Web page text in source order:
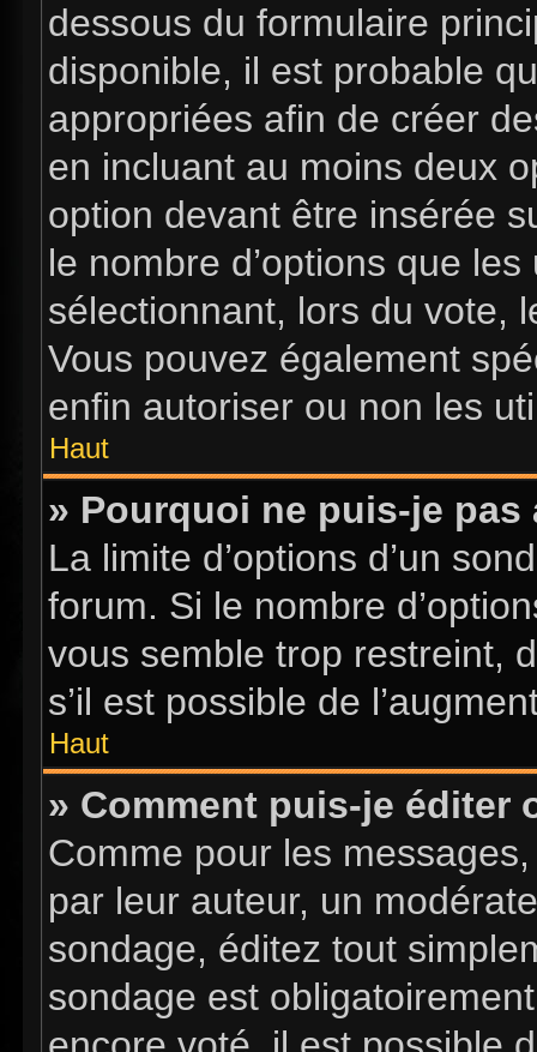
dessous du formulaire
disponible, il est probable
appropriées afin de créer
en incluant au moins deux
option devant être insérée
le nombre d’options que
sélectionnant, lors du vote,
Vous pouvez également
enfin autoriser ou non les
Haut
» Pourquoi ne puis-je
La limite d’options d’un
forum. Si le nombre
vous semble trop restreint,
s’il est possible de
Haut
» Comment puis-je éditer
Comme pour les
par leur auteur, un
sondage, éditez tout
sondage est